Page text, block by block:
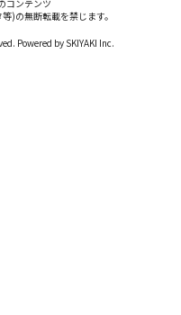
コンテンツ
)の無断転載を禁じます。
Powered by SKIYAKI Inc.